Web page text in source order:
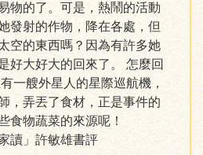
物的了。可是，熱鬧的活動
發射的作物，降在各處，但
空的東西嗎？因為有許多她
好大好大的回來了。 怎麼回
一艘外星人的星際巡航機，
，弄丟了食材，正是事件的
食物蔬菜的來源呢！
讀」許敏雄書評